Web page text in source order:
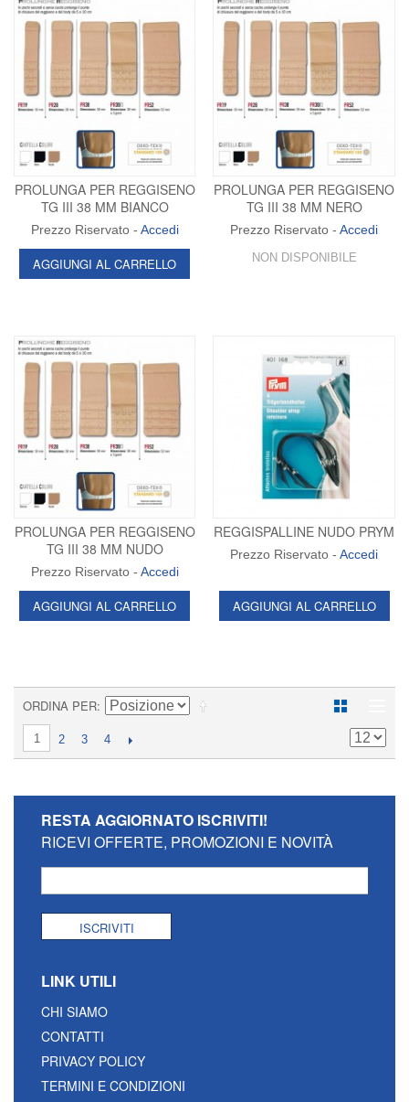
PROLUNGA PER REGGISENO
TG III 38 MM BIANCO
Prezzo Riservato - Accedi
AGGIUNGI AL CARRELLO
PROLUNGA PER REGGISENO
TG III 38 MM NERO
Prezzo Riservato -Accedi
NON DISPONIBILE
PROLUNGA PER REGGISENO
TG III 38 MM NUDO
Prezzo Riservato - Accedi
AGGIUNGI AL CARRELLO
REGGISPALLINE NUDO PRYM
Prezzo Riservato -Accedi
AGGIUNGI AL CARRELLO
ORDINA PER
1 2 3 4
RESTA AGGIORNATO ISCRIVITI!
RICEVI OFFERTE, PROMOZIONI E NOVITÀ
ISCRIVITI
LINK UTILI
CHI SIAMO
CONTATTI
PRIVACY POLICY
TERMINI E CONDIZIONI